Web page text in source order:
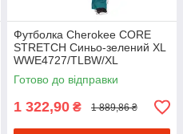
Футболка Cherokee CORE
STRETCH Синьо-зелений XL
WWE4727/TLBW/XL
Готово до відправки
1 322,90 ₴ 1 889,86 ₴